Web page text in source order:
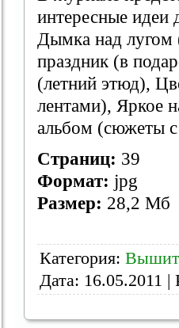
интересные идеи
Дымка над лугом
праздник (в
(летний этюд),
лентами), Яркое
альбом (сюжеты
Страниц: 39
Формат: jpg
Размер: 28,2 Мб
Категория:
Дата: 16.05.2011 |